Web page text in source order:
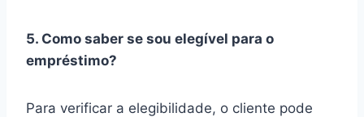
5. Como saber se sou elegível para o
empréstimo?
Para verificar a elegibilidade, o cliente pode